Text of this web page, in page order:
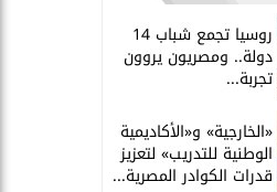
روسيا تجمع شباب 14
دولة.. ومصريون يروون
تجربة...
​«الخارجية» و«الأكاديمية
الوطنية للتدريب» لتعزيز
قدرات الكوادر المصرية...